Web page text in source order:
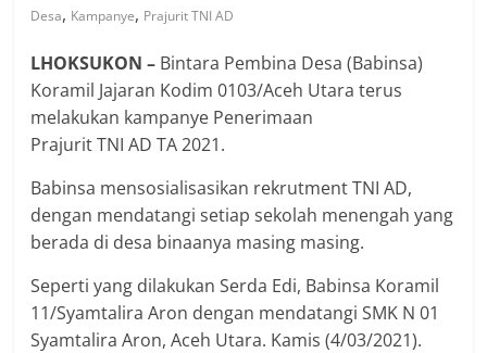
Desa, Kampanye, Prajurit TNI AD
LHOKSUKON – Bintara Pembina Desa (Babinsa)
Koramil Jajaran Kodim 0103/Aceh Utara terus
melakukan kampanye Penerimaan
Prajurit TNI AD TA 2021.
Babinsa mensosialisasikan rekrutment TNI AD,
dengan mendatangi setiap sekolah menengah yang
berada di desa binaanya masing masing.
Seperti yang dilakukan Serda Edi, Babinsa Koramil
11/Syamtalira Aron dengan mendatangi SMK N 01
Syamtalira Aron, Aceh Utara. Kamis (4/03/2021).